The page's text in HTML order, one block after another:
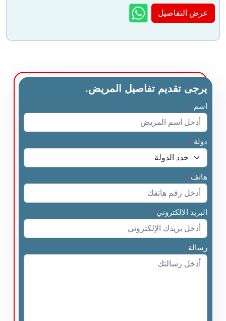
عرض التفاصيل
يرجى تقديم تفاصيل المريض.
اسم *
دولة*
هاتف*
البريد الإلكتروني*
رسالة*